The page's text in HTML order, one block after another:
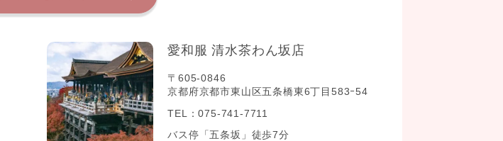
愛和服 清水茶わん坂店
〒605-0846
京都府京都市東山区五条橋東6丁目583ｰ54
TEL：075-741-7711
バス停「五条坂」徒歩7分